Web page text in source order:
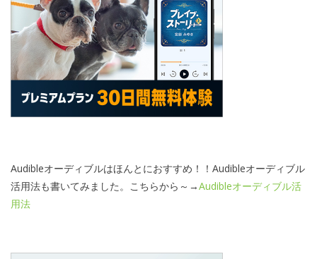
Audibleオーディブルはほんとにおすすめ！！Audibleオーディブル
活用法も書いてみました。こちらから～→Audibleオーディブル活
用法